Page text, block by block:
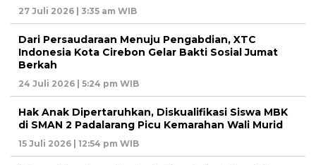
27 Juli 2026 | 3:35 am WIB
Dari Persaudaraan Menuju Pengabdian, XTC
Indonesia Kota Cirebon Gelar Bakti Sosial Jumat
Berkah
24 Juli 2026 | 5:24 pm WIB
Hak Anak Dipertaruhkan, Diskualifikasi Siswa MBK
di SMAN 2 Padalarang Picu Kemarahan Wali Murid
15 Juli 2026 | 12:54 pm WIB